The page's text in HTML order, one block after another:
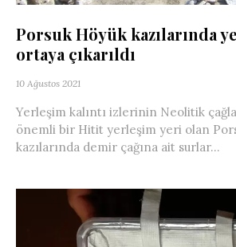
Porsuk Höyük kazılarında
ortaya çıkarıldı
10 Ağustos 2021
Yerleşim kalıntı izlerinin Neolitik
önemli bir Hitit yerleşim yeri olan
kazılarında demir çağına ait surlar...